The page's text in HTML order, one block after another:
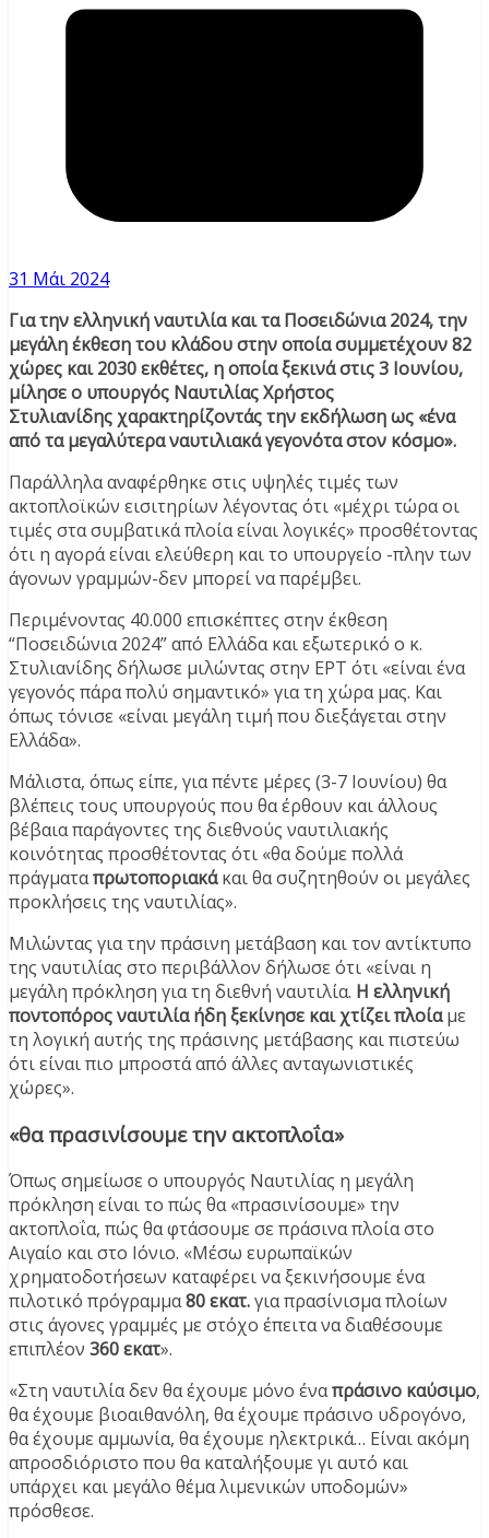
31 Μάι 2024
Για την ελληνική ναυτιλία και τα Ποσειδώνια 2024, την
μεγάλη έκθεση του κλάδου στην οποία συμμετέχουν 82
χώρες και 2030 εκθέτες, η οποία ξεκινά στις 3 Ιουνίου,
μίλησε o υπουργός Ναυτιλίας Χρήστος
Στυλιανίδης χαρακτηρίζοντάς την εκδήλωση ως «ένα
από τα μεγαλύτερα ναυτιλιακά γεγονότα στον κόσμο».
Παράλληλα αναφέρθηκε στις υψηλές τιμές των
ακτοπλοϊκών εισιτηρίων λέγοντας ότι «μέχρι τώρα οι
τιμές στα συμβατικά πλοία είναι λογικές» προσθέτοντας
ότι η αγορά είναι ελεύθερη και το υπουργείο -πλην των
άγονων γραμμών-δεν μπορεί να παρέμβει.
Περιμένοντας 40.000 επισκέπτες στην έκθεση
“Ποσειδώνια 2024” από Ελλάδα και εξωτερικό ο κ.
Στυλιανίδης δήλωσε μιλώντας στην ΕΡΤ ότι «είναι ένα
γεγονός πάρα πολύ σημαντικό» για τη χώρα μας. Και
όπως τόνισε «είναι μεγάλη τιμή που διεξάγεται στην
Ελλάδα».
Μάλιστα, όπως είπε, για πέντε μέρες (3-7 Ιουνίου) θα
βλέπεις τους υπουργούς που θα έρθουν και άλλους
βέβαια παράγοντες της διεθνούς ναυτιλιακής
κοινότητας προσθέτοντας ότι «θα δούμε πολλά
πράγματαπρωτοποριακάκαι θα συζητηθούν οι μεγάλες
προκλήσεις της ναυτιλίας».
Μιλώντας για την πράσινη μετάβαση και τον αντίκτυπο
της ναυτιλίας στο περιβάλλον δήλωσε ότι «είναι η
μεγάλη πρόκληση για τη διεθνή ναυτιλία. Η ελληνική
ποντοπόρος ναυτιλία ήδη ξεκίνησε και χτίζει πλοίαμε
τη λογική αυτής της πράσινης μετάβασης και πιστεύω
ότι είναι πιο μπροστά από άλλες ανταγωνιστικές
χώρες».
«θα πρασινίσουμε την ακτοπλοΐα»
Όπως σημείωσε ο υπουργός Ναυτιλίας η μεγάλη
πρόκληση είναι το πώς θα «πρασινίσουμε» την
ακτοπλοΐα, πώς θα φτάσουμε σε πράσινα πλοία στο
Αιγαίο και στο Ιόνιο. «Μέσω ευρωπαϊκών
χρηματοδοτήσεων καταφέρει να ξεκινήσουμε ένα
πιλοτικό πρόγραμμα80 εκατ.για πρασίνισμα πλοίων
στις άγονες γραμμές με στόχο έπειτα να διαθέσουμε
επιπλέον 360 εκατ».
«Στη ναυτιλία δεν θα έχουμε μόνο έναπράσινο καύσιμο,
θα έχουμε βιοαιθανόλη, θα έχουμε πράσινο υδρογόνο,
θα έχουμε αμμωνία, θα έχουμε ηλεκτρικά… Είναι ακόμη
απροσδιόριστο που θα καταλήξουμε γι αυτό και
υπάρχει και μεγάλο θέμα λιμενικών υποδομών»
πρόσθεσε.